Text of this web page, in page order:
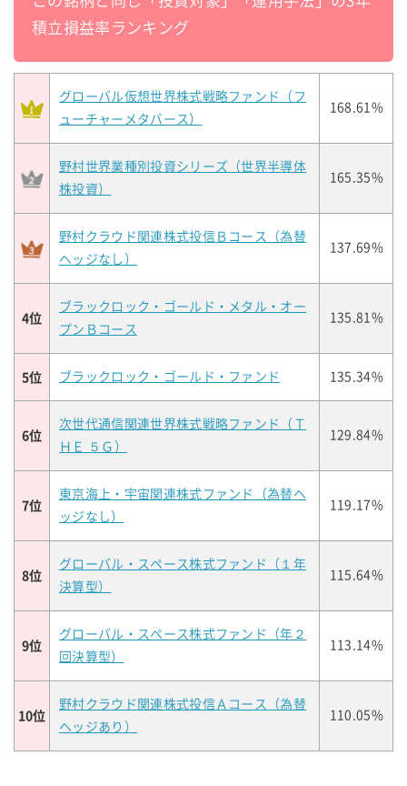
積立損益率ランキング
グローバル仮想世界株式戦略ファンド（フ
ューチャーメタバース）
168.61%
野村世界業種別投資シリーズ（世界半導体
株投資）
165.35%
野村クラウド関連株式投信Ｂコース（為替
ヘッジなし）
137.69%
4位
ブラックロック・ゴールド・メタル・オー
プンＢコース
135.81%
5位 ブラックロック・ゴールド・ファンド 135.34%
6位
次世代通信関連世界株式戦略ファンド（Ｔ
ＨＥ ５Ｇ）
129.84%
7位
東京海上・宇宙関連株式ファンド（為替ヘ
ッジなし）
119.17%
8位
グローバル・スペース株式ファンド（１年
決算型）
115.64%
9位
グローバル・スペース株式ファンド（年２
回決算型）
113.14%
10位
野村クラウド関連株式投信Ａコース（為替
ヘッジあり）
110.05%